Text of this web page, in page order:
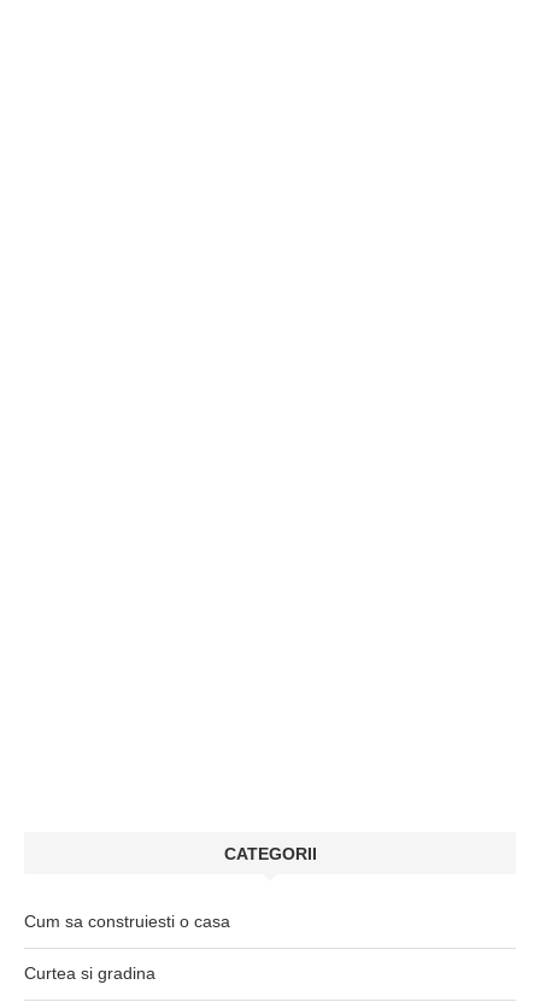
CATEGORII
Cum sa construiesti o casa
Curtea si gradina